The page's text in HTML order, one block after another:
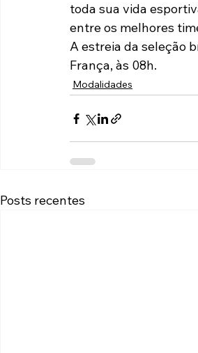
toda sua vida
entre os melhores
A estreia da seleção
França, às 08h.
Modalidades
Posts recentes